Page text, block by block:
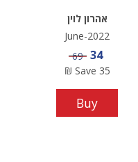
אהרון לוין
June-2022
Sale price
34
Price
69
Save 35
₪
Buy